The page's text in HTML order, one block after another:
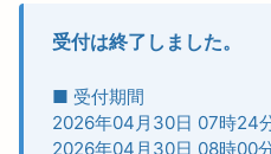
受付は終了しました。
■ 受付期間
2026年04月30日 07時24
2026年04月30日 08時00